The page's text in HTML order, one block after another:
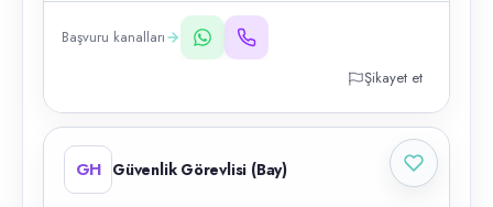
Başvuru kanalları
Şikayet et
GH Güvenlik Görevlisi (Bay)